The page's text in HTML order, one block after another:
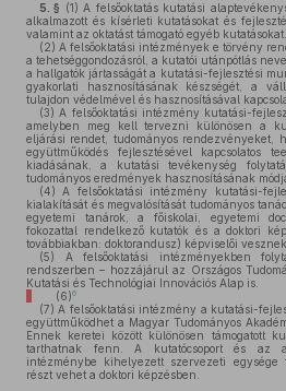
5. § (1) A felsőoktatás kutatási
alkalmazott és kísérleti kutatásokat és
valamint az oktatást támogató egyéb kutatásokat.
(2) A felsőoktatási intézmények e törvény
a tehetséggondozásról, a kutatói utánpótlás
a hallgatók jártasságát a kutatási-fejlesztési
gyakorlati hasznosításának készségét, a
tulajdon védelmével és hasznosításával
(3) A felsőoktatási intézmény kutatási-
amelyben meg kell tervezni különösen a
eljárási rendet, tudományos rendezvényeket,
együttműködés fejlesztésével kapcsolatos
kiadásának, a kutatási tevékenység
tudományos eredmények hasznosításának
(4) A felsőoktatási intézmény kutatási-
kialakítását és megvalósítását tudományos
egyetemi tanárok, a főiskolai, egyetemi
fokozattal rendelkező kutatók és a doktori
továbbiakban: doktorandusz) képviselői
(5) A felsőoktatási intézményekben
rendszerben – hozzájárul az Országos
Kutatási és Technológiai Innovációs Alap is.
(6)6
(7) A felsőoktatási intézmény a kutatási-
együttműködhet a Magyar Tudományos
Ennek keretei között különösen támogatott
tarthatnak fenn. A kutatócsoport és az
intézménybe kihelyezett szervezeti egysége
részt vehet a doktori képzésben.